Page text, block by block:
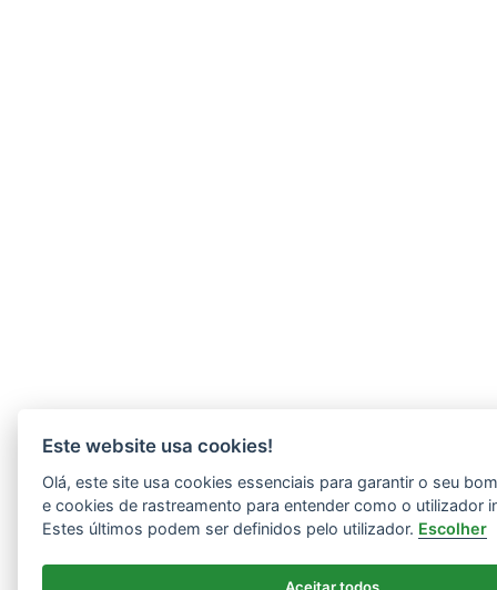
Este website usa cookies!
Olá, este site usa cookies essenciais para garantir o seu
e cookies de rastreamento para entender como o utilizador
Estes últimos podem ser definidos pelo utilizador. Escolher